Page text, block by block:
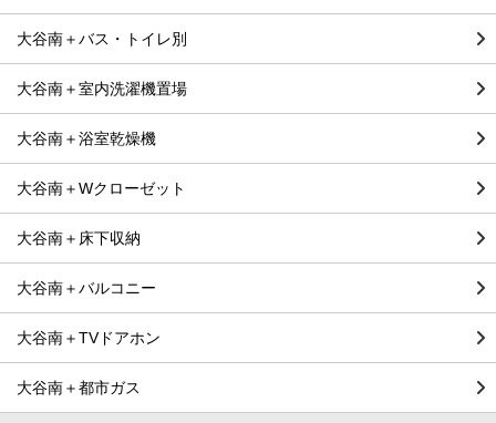
大谷南＋バス・トイレ別
大谷南＋室内洗濯機置場
大谷南＋浴室乾燥機
大谷南＋Wクローゼット
大谷南＋床下収納
大谷南＋バルコニー
大谷南＋TVドアホン
大谷南＋都市ガス